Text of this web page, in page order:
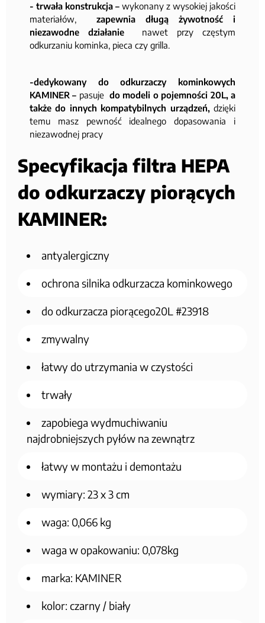
- trwała konstrukcja – wykonany z wysokiej jakości
materiałów, zapewnia długą żywotność i
niezawodne działanie
nawet przy częstym
odkurzaniu kominka, pieca czy grilla.
-dedykowany do odkurzaczy kominkowych
KAMINER – pasuje do modeli o pojemności 20L, a
także do innych kompatybilnych urządzeń, dzięki
temu masz pewność idealnego dopasowania i
niezawodnej pracy
Specyfikacja filtra HEPA
do odkurzaczy piorących
KAMINER:
antyalergiczny
ochrona silnika odkurzacza kominkowego
do odkurzacza piorącego20L #23918
zmywalny
łatwy do utrzymania w czystości
trwały
zapobiega wydmuchiwaniu
najdrobniejszych pyłów na zewnątrz
łatwy w montażu i demontażu
wymiary: 23 x 3 cm
waga: 0,066 kg
waga w opakowaniu: 0,078kg
marka: KAMINER
kolor: czarny / biały